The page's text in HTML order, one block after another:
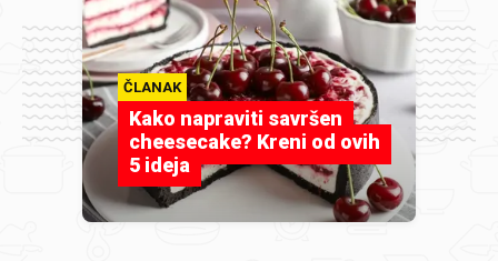
ČLANAK
Kako napraviti savršen
cheesecake? Kreni od ovih
5 ideja